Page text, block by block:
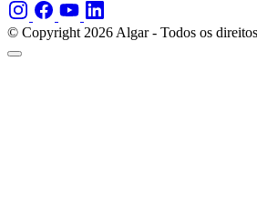
© Copyright 2026 Algar - Todos os